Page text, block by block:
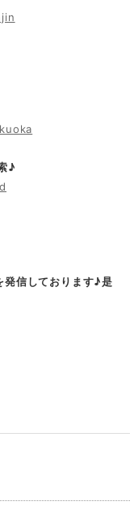
♪
信しております♪是